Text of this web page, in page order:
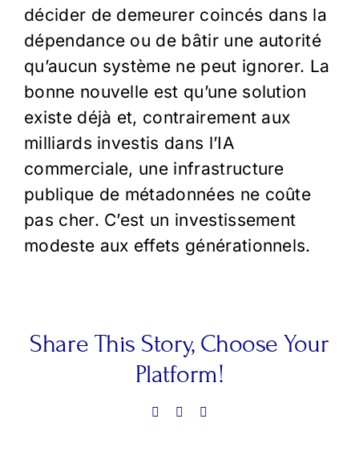
décider de demeurer coincés dans la
dépendance ou de bâtir une autorité
qu’aucun système ne peut ignorer. La
bonne nouvelle est qu’une solution
existe déjà et, contrairement aux
milliards investis dans l’IA
commerciale, une infrastructure
publique de métadonnées ne coûte
pas cher. C’est un investissement
modeste aux effets générationnels.
Share This Story, Choose Your
Platform!
FacebookLinkedIn